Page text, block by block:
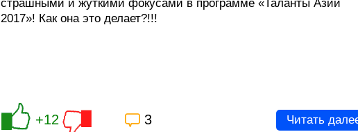
страшными и жуткими фокусами в программе «Таланты Азии
2017»! Как она это делает?!!!
+12 3 Читать